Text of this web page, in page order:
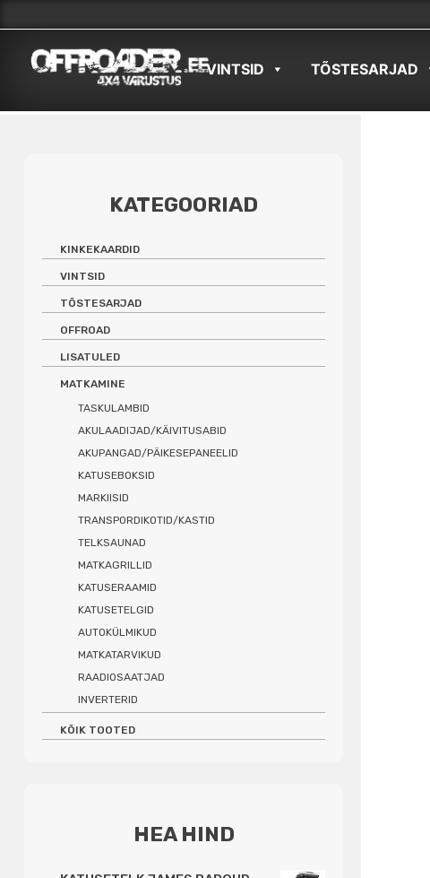
content
VINTSID TÕSTESARJAD
KATEGOORIAD
KINKEKAARDID
VINTSID
TÕSTESARJAD
OFFROAD
LISATULED
MATKAMINE
TASKULAMBID
AKULAADIJAD/KÄIVITUSABID
AKUPANGAD/PÄIKESEPANEELID
KATUSEBOKSID
MARKIISID
TRANSPORDIKOTID/KASTID
TELKSAUNAD
MATKAGRILLID
KATUSERAAMID
KATUSETELGID
AUTOKÜLMIKUD
MATKATARVIKUD
RAADIOSAATJAD
INVERTERID
KÕIK TOOTED
HEA HIND